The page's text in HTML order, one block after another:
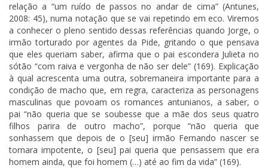
relação a “um ruído de passos no andar de cima” (Antunes,
2008: 45), numa notação que se vai repetindo em eco. Viremos
a conhecer o pleno sentido dessas referências quando Jorge, o
irmão torturado por agentes da Pide, gritando o que pensava
que eles queriam saber, afirma que o pai escondera Julieta no
sótão “com raiva e vergonha de não ser dele”(169). Explicação
à qual acrescenta uma outra, sobremaneira importante para a
condição de macho que, em regra, caracteriza as personagens
masculinas que povoam os romances antunianos, a saber, o
pai “não queria que se soubesse que a mãe dos seus quatro
filhos parira de outro macho”, porque “não queria que
sonhassem que depois de o [seu] irmão Fernando nascer se
tornara impotente, o [seu] pai queria que pensassem que era
homem ainda, que foi homem (…) até ao fim da vida” (169).